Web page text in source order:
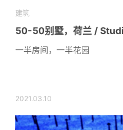
建筑
50-50别墅，荷兰 /
一半房间，一半花园
2021.03.10